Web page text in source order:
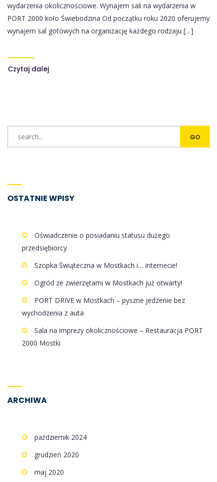
wydarzenia okolicznościowe. Wynajem sali na wydarzenia w
PORT 2000 koło Świebodzina Od początku roku 2020 oferujemy
wynajem sal gotowych na organizację każdego rodzaju […]
Czytaj dalej
OSTATNIE WPISY
Oświadczenie o posiadaniu statusu dużego
przedsiębiorcy
Szopka Świąteczna w Mostkach i… internecie!
Ogród ze zwierzętami w Mostkach już otwarty!
PORT DRIVE w Mostkach – pyszne jedzenie bez
wychodzenia z auta
Sala na imprezy okolicznościowe – Restauracja PORT
2000 Mostki
ARCHIWA
październik 2024
grudzień 2020
maj 2020